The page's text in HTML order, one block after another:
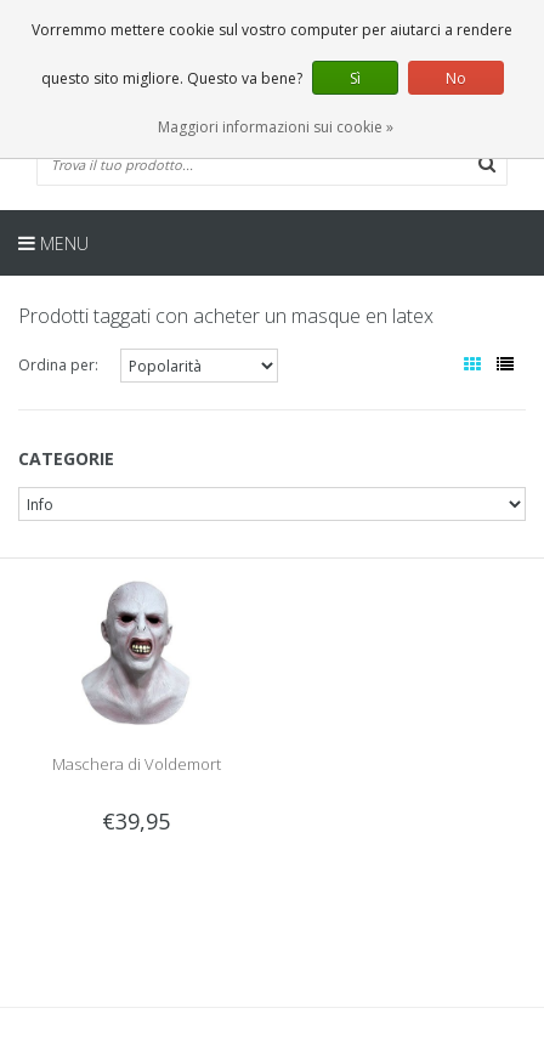
0 Articoli
IT
MENU
Prodotti taggati con acheter un masque en latex
Ordina per:
CATEGORIE
Maschera di Voldemort
€39,95
Vorremmo mettere cookie sul vostro computer per aiutarci a rendere
questo sito migliore. Questo va bene? Sì No
Maggiori informazioni sui cookie »